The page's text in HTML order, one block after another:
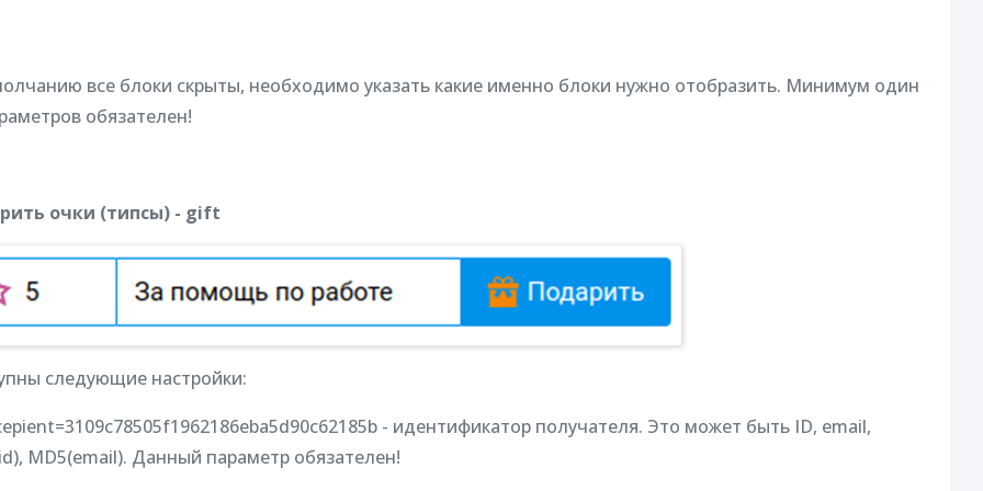
все блоки скрыты, необходимо указать какие именно блоки нужно отобразить. Минимум один
обязателен!
очки (типсы) - gift
следующие настройки:
- идентификатор получателя. Это может быть ID, email,
MD5(email). Данный параметр обязателен!